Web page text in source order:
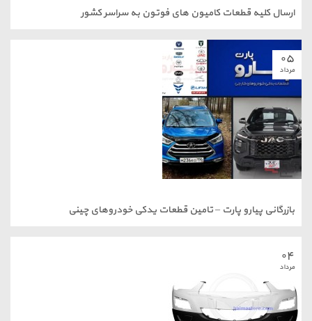
قطعات کامیون های فوتون به سراسر کشور
پیارو پارت – تامین قطعات یدکی خودروهای چینی